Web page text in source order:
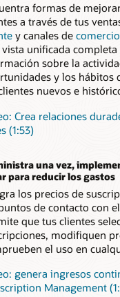
formas de
a través de tus
y canales de
vista unificada
sobre la
y los hábitos
nuevos e
Crea relaciones
(1:53)
una vez,
para reducir los gastos
los precios de
de contacto con
que tus clientes
modifiquen
el uso en
genera ingresos
Management